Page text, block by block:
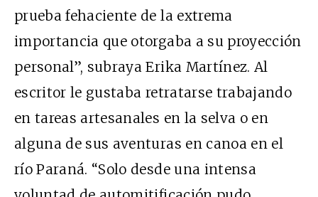
prueba fehaciente de la extrema
importancia que otorgaba a su proyección
personal”, subraya Erika Martínez. Al
escritor le gustaba retratarse trabajando
en tareas artesanales en la selva o en
alguna de sus aventuras en canoa en el
río Paraná. “Solo desde una intensa